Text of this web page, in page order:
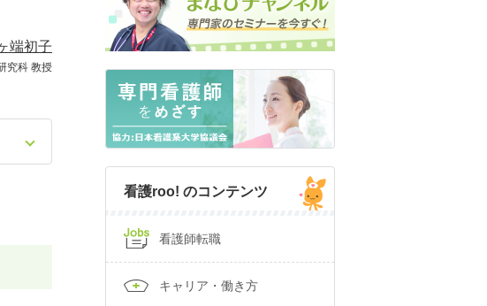
端初子
究科 教授
看護roo! のコンテンツ
看護師転職
キャリア・働き方